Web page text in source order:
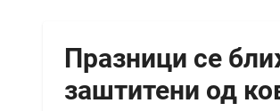
Празници се
заштитени од